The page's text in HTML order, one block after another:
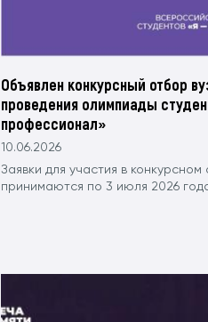
Объявлен конкурсный отбор
проведения олимпиады
профессионал»
10.06.2026
Заявки для участия в конкурсном
принимаются по 3 июля 2026